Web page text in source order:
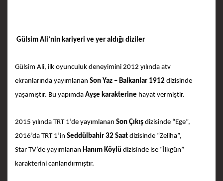
Gülsim Ali’nin kariyeri ve yer aldığı diziler
Gülsim Ali, ilk oyunculuk deneyimini 2012 yılında atv
ekranlarında yayımlanan Son Yaz – Balkanlar 1912 dizisinde
yaşamıştır. Bu yapımda Ayşe karakterine hayat vermiştir.
2015 yılında TRT 1’de yayımlanan Son Çıkış dizisinde “Ege”,
2016’da TRT 1’in Seddülbahir 32 Saat dizisinde “Zeliha”,
Star TV’de yayımlanan Hanım Köylü dizisinde ise “İlkgün”
karakterini canlandırmıştır.